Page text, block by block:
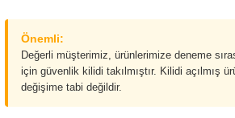
Önemli:
Değerli müşterimiz, ürünlerimize deneme
için güvenlik kilidi takılmıştır. Kilidi açılmış
değişime tabi değildir.